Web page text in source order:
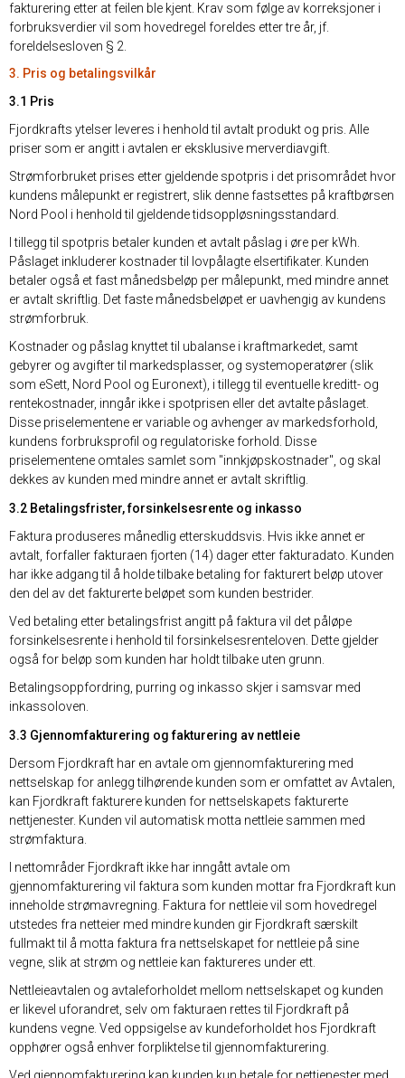
fakturering etter at feilen ble kjent. Krav som følge av korreksjoner i
forbruksverdier vil som hovedregel foreldes etter tre år, jf.
foreldelsesloven § 2.
3. Pris og betalingsvilkår
3.1 Pris
Fjordkrafts ytelser leveres i henhold til avtalt produkt og pris. Alle
priser som er angitt i avtalen er eksklusive merverdiavgift.
Strømforbruket prises etter gjeldende spotpris i det prisområdet hvor
kundens målepunkt er registrert, slik denne fastsettes på kraftbørsen
Nord Pool i henhold til gjeldende tidsoppløsningsstandard.
I tillegg til spotpris betaler kunden et avtalt påslag i øre per kWh.
Påslaget inkluderer kostnader til lovpålagte elsertifikater. Kunden
betaler også et fast månedsbeløp per målepunkt, med mindre annet
er avtalt skriftlig. Det faste månedsbeløpet er uavhengig av kundens
strømforbruk.
Kostnader og påslag knyttet til ubalanse i kraftmarkedet, samt
gebyrer og avgifter til markedsplasser, og systemoperatører (slik
som eSett, Nord Pool og Euronext), i tillegg til eventuelle kreditt- og
rentekostnader, inngår ikke i spotprisen eller det avtalte påslaget.
Disse priselementene er variable og avhenger av markedsforhold,
kundens forbruksprofil og regulatoriske forhold. Disse
priselementene omtales samlet som "innkjøpskostnader", og skal
dekkes av kunden med mindre annet er avtalt skriftlig.
3.2 Betalingsfrister, forsinkelsesrente og inkasso
Faktura produseres månedlig etterskuddsvis. Hvis ikke annet er
avtalt, forfaller fakturaen fjorten (14) dager etter fakturadato. Kunden
har ikke adgang til å holde tilbake betaling for fakturert beløp utover
den del av det fakturerte beløpet som kunden bestrider.
Ved betaling etter betalingsfrist angitt på faktura vil det påløpe
forsinkelsesrente i henhold til forsinkelsesrenteloven. Dette gjelder
også for beløp som kunden har holdt tilbake uten grunn.
Betalingsoppfordring, purring og inkasso skjer i samsvar med
inkassoloven.
3.3 Gjennomfakturering og fakturering av nettleie
Dersom Fjordkraft har en avtale om gjennomfakturering med
nettselskap for anlegg tilhørende kunden som er omfattet av Avtalen,
kan Fjordkraft fakturere kunden for nettselskapets fakturerte
nettjenester. Kunden vil automatisk motta nettleie sammen med
strømfaktura.
I nettområder Fjordkraft ikke har inngått avtale om
gjennomfakturering vil faktura som kunden mottar fra Fjordkraft kun
inneholde strømavregning. Faktura for nettleie vil som hovedregel
utstedes fra netteier med mindre kunden gir Fjordkraft særskilt
fullmakt til å motta faktura fra nettselskapet for nettleie på sine
vegne, slik at strøm og nettleie kan faktureres under ett.
Nettleieavtalen og avtaleforholdet mellom nettselskapet og kunden
er likevel uforandret, selv om fakturaen rettes til Fjordkraft på
kundens vegne. Ved oppsigelse av kundeforholdet hos Fjordkraft
opphører også enhver forpliktelse til gjennomfakturering.